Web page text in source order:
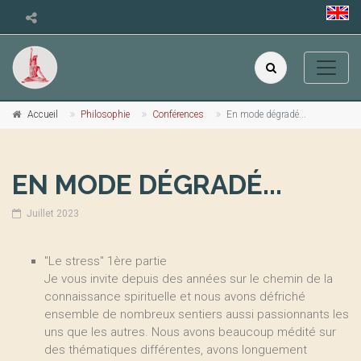
Accueil Philosophie Conférences En mode dégradé...
EN MODE DÉGRADÉ...
Juillet 2023
"Le stress" 1ère partie
Je vous invite depuis des années sur le chemin de la
connaissance spirituelle et nous avons défriché
ensemble de nombreux sentiers aussi passionnants les
uns que les autres. Nous avons beaucoup médité sur
des thématiques différentes, avons longuement